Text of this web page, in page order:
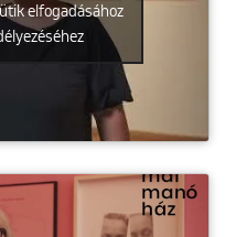
elfogadásához